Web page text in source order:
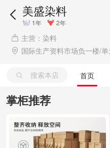
美盛染料
1年 2年
主营：染料
国际生产资料市场负一楼/
搜索本店 首页
掌柜推荐